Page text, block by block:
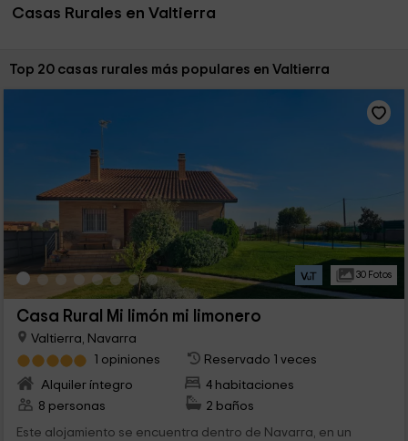
Casas Rurales en Valtierra
Ordenar por:
Top 20 casas rurales más populares en Valtierra
30 Fotos
Casa Rural Mi limón mi limonero
Valtierra, Navarra
1 opiniones
Reservado 1 veces
Alquiler íntegro
4 habitaciones
8 personas
2 baños
Este alojamiento se encuentra dentro de Navarra, en un